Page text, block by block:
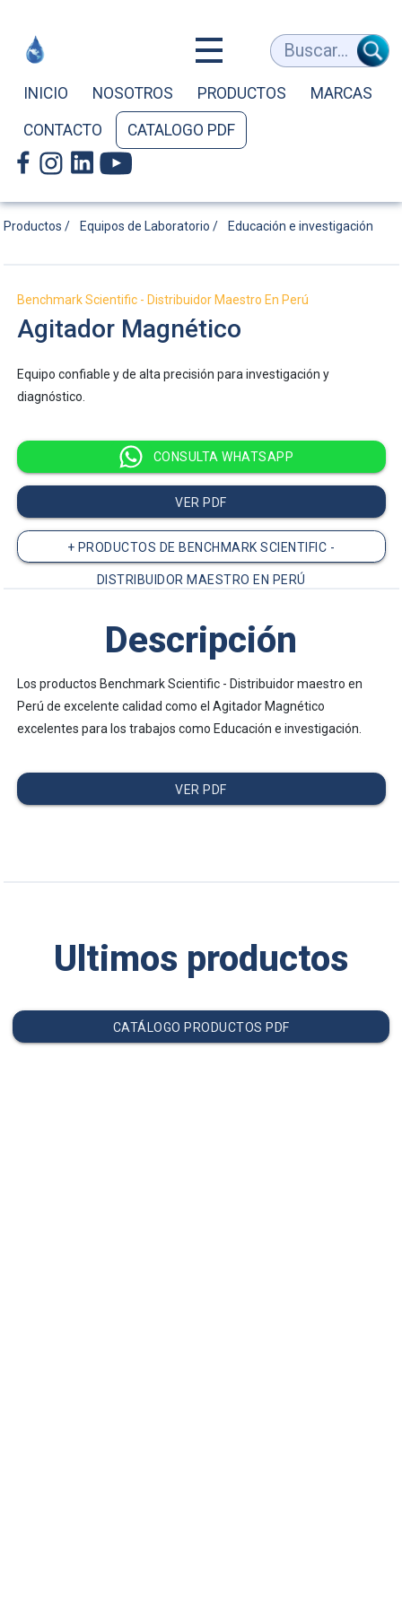
Agitador
Magnético
Benchmark
Scientific
-
Distribuidor
maestro
Perú
Buscar...
INICIO NOSOTROS PRODUCTOS MARCAS
CONTACTO CATALOGO PDF
Productos / Equipos de Laboratorio / Educación e investigación
Benchmark Scientific - Distribuidor Maestro En Perú
Agitador Magnético
Equipo confiable y de alta precisión para investigación y
diagnóstico.
CONSULTA WHATSAPP
VER PDF
+ PRODUCTOS DE BENCHMARK SCIENTIFIC -
DISTRIBUIDOR MAESTRO EN PERÚ
Descripción
Los productos Benchmark Scientific - Distribuidor maestro en
Perú de excelente calidad como el Agitador Magnético
excelentes para los trabajos como Educación e investigación.
VER PDF
Ultimos productos
CATÁLOGO PRODUCTOS PDF